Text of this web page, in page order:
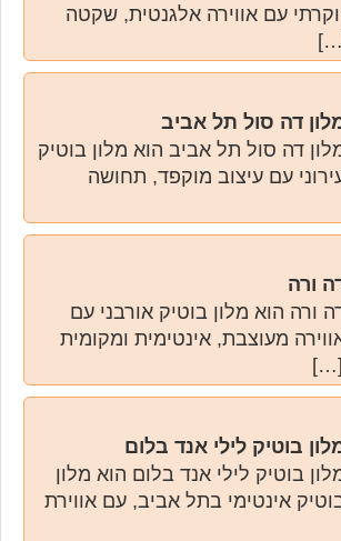
עם אווירה אלגנטית, שקטה
דה סול תל אביב
דה סול תל אביב הוא מלון בוטיק
עם עיצוב מוקפד, תחושה
ורה
ורה הוא מלון בוטיק אורבני עם
מעוצבת, אינטימית ומקומית
בוטיק לילי אנד בלום
בוטיק לילי אנד בלום הוא מלון
אינטימי בתל אביב, עם אווירת